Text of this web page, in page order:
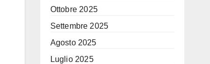
Ottobre 2025
Settembre 2025
Agosto 2025
Luglio 2025